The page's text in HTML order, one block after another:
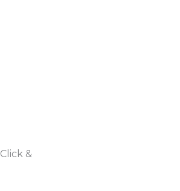
Click &